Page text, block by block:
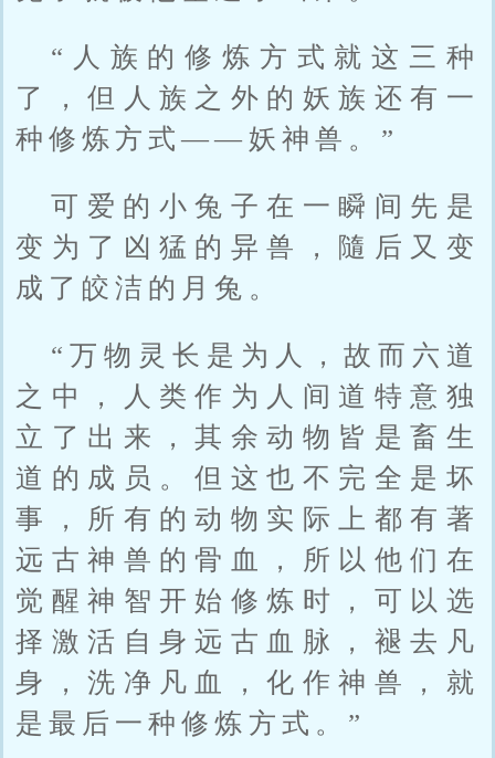
“人族的修炼方式就这三种
了，但人族之外的妖族还有一
种修炼方式——妖神兽。”
可爱的小兔子在一瞬间先是
变为了凶猛的异兽，隨后又变
成了皎洁的月兔。
“万物灵长是为人，故而六道
之中，人类作为人间道特意独
立了出来，其余动物皆是畜生
道的成员。但这也不完全是坏
事，所有的动物实际上都有著
远古神兽的骨血，所以他们在
觉醒神智开始修炼时，可以选
择激活自身远古血脉，褪去凡
身，洗净凡血，化作神兽，就
是最后一种修炼方式。”